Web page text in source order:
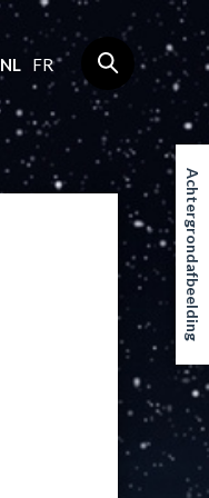
NL FR
Achtergrondafbeelding